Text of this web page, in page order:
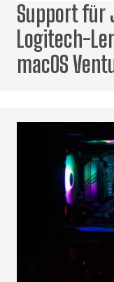
Support für
Logitech-
macOS